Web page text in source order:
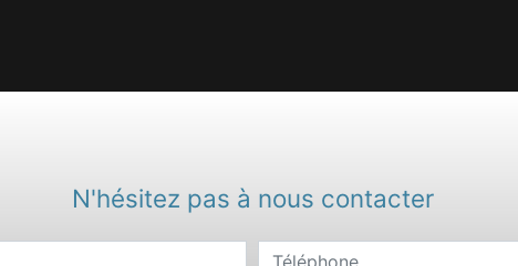
N'hésitez pas à nous contacter